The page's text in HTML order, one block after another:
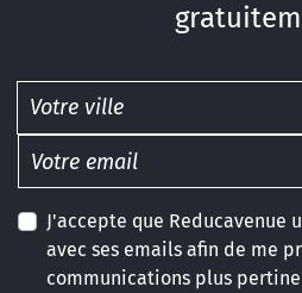
J'accepte que Reducavenue
avec ses emails afin de me
communications plus